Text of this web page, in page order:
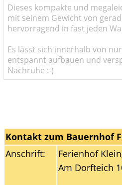
Dieses kompakte und
mit seinem Gewicht von
hervorragend in fast jeden
Es lässt sich innerhalb von
entspannt aufbauen und
Nachruhe :-)
Kontakt zum Bauernhof
Anschrift:
Ferienhof
Am Dorfteich